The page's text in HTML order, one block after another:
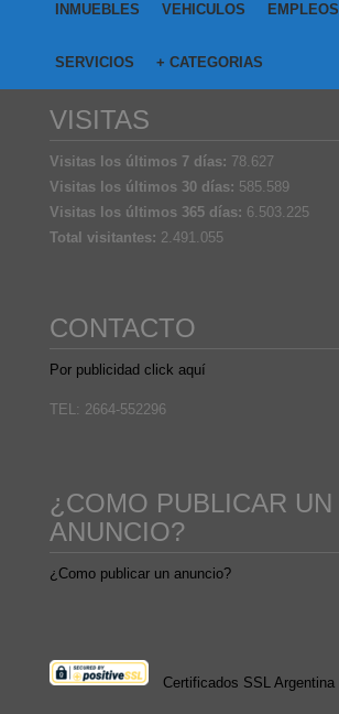
INMUEBLES VEHICULOS EMPLEOS
SERVICIOS + CATEGORIAS
VISITAS
Visitas los últimos 7 días: 78.627
Visitas los últimos 30 días: 585.589
Visitas los últimos 365 días: 6.503.225
Total visitantes: 2.491.055
CONTACTO
Por publicidad click aquí
TEL: 2664-552296
¿COMO PUBLICAR UN
ANUNCIO?
¿Como publicar un anuncio?
Certificados SSL Argentina